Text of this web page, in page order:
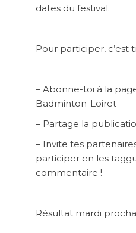
dates du festival.
Pour participer, c’est
– Abonne-toi à la
Badminton-Loiret
– Partage la
– Invite tes
participer en les
commentaire !
Résultat mardi